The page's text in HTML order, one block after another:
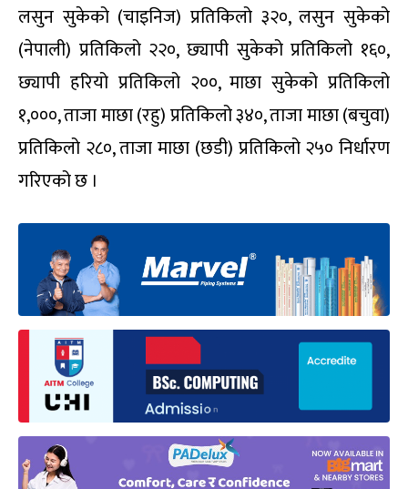
लसुन सुकेको (चाइनिज) प्रतिकिलो ३२०, लसुन सुकेको
(नेपाली) प्रतिकिलो २२०, छ्यापी सुकेको प्रतिकिलो १६०,
छ्यापी हरियो प्रतिकिलो २००, माछा सुकेको प्रतिकिलो
१,०००, ताजा माछा (रहु) प्रतिकिलो ३४०, ताजा माछा (बचुवा)
प्रतिकिलो २८०, ताजा माछा (छडी) प्रतिकिलो २५० निर्धारण
गरिएको छ ।